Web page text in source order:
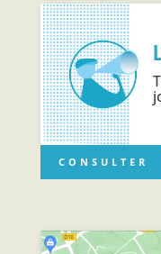
CONSULTER